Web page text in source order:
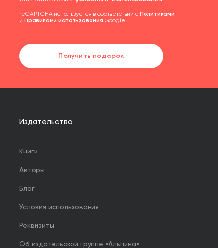
reCAPTCHA используется в соответствии с Политиками
и Правилами использования Google.
Получить подарок
Издательство
Книги
Авторы
Блог
Условия использования
Реквизиты
Об издательской группе «Альпина»